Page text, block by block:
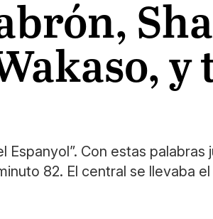
y
Con estas
82. El central se llevaba